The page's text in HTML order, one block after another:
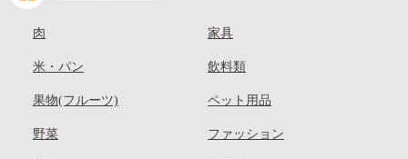
肉
米・パン
果物(フルーツ)
野菜
家具
飲料類
ペット用品
ファッション